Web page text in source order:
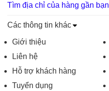
Tìm địa chỉ của hàng gần bạn
Các thông tin khác
Giới thiệu
Liên hệ
Hỗ trợ khách hàng
Tuyển dụng